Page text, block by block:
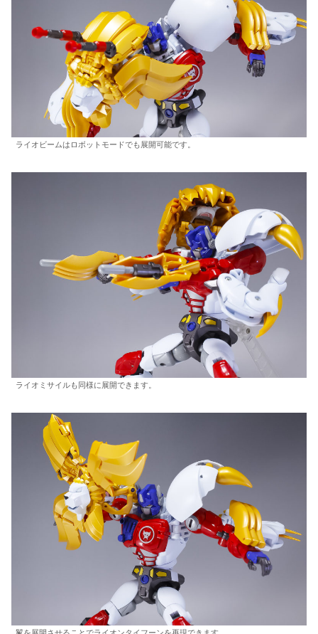
ライオビームはロボットモードでも展開可能です。
ライオミサイルも同様に展開できます。